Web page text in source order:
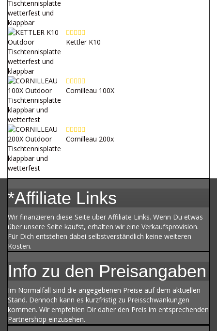
Kettler K10
Cornilleau 100X
Cornilleau 200x
*Affiliate Links
Wir finanzieren diese Seite über Affiliate Links. Wenn Du etwas
über unsere Seite kaufst, erhalten wir eine Verkaufsprovision.
Für Dich entstehen dabei selbstverständlich keine weiteren
Kosten.
Info zu den Preisangaben
Im Normalfall sind die angegebenen Preise auf dem aktuellen
Stand. Dennoch kann es kurzfristig zu Preisschwankungen
kommen. Wir empfehlen Dir daher den Preis im entsprechenden
Partnershop einzusehen.